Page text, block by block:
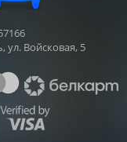
ул. Войсковая, 5